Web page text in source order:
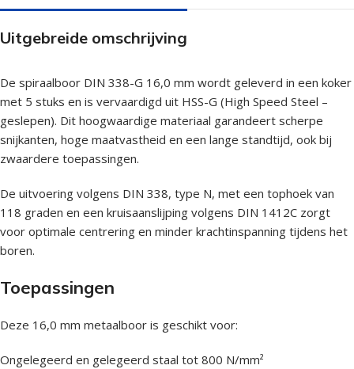
Uitgebreide omschrijving
De spiraalboor DIN 338-G 16,0 mm wordt geleverd in een koker
met 5 stuks en is vervaardigd uit HSS-G (High Speed Steel –
geslepen). Dit hoogwaardige materiaal garandeert scherpe
snijkanten, hoge maatvastheid en een lange standtijd, ook bij
zwaardere toepassingen.
De uitvoering volgens DIN 338, type N, met een tophoek van
118 graden en een kruisaanslijping volgens DIN 1412C zorgt
voor optimale centrering en minder krachtinspanning tijdens het
boren.
Toepassingen
Deze 16,0 mm metaalboor is geschikt voor:
Ongelegeerd en gelegeerd staal tot 800 N/mm²